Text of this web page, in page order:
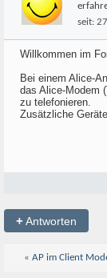
seit:
Willkommen im
Bei einem Alice-
das Alice-Modem
zu telefonieren.
Zusätzliche
+Antworten
« AP im Client